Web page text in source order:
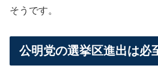
そうです。
公明党の選挙区進出は必